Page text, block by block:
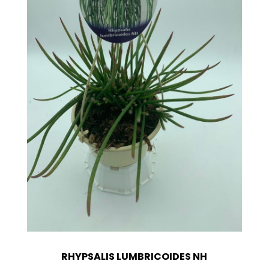
RHYPSALIS LUMBRICOIDES NH